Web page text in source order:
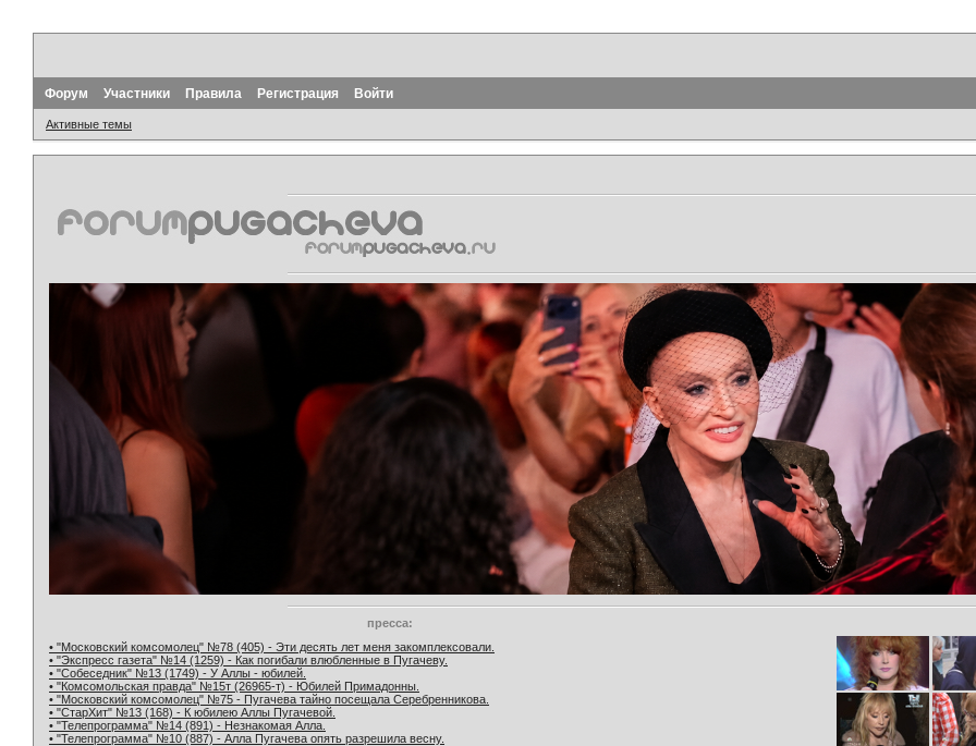
Форум Участники Правила Регистрация Войти
Активные темы
пресса:
• "Московский комсомолец" №78 (405) - Эти десять лет меня закомплексовали.
• "Экспресс газета" №14 (1259) - Как погибали влюбленные в Пугачеву.
• "Собеседник" №13 (1749) - У Аллы - юбилей.
• "Комсомольская правда" №15т (26965-т) - Юбилей Примадонны.
• "Московский комсомолец" №75 - Пугачева тайно посещала Серебренникова.
• "СтарХит" №13 (168) - К юбилею Аллы Пугачевой.
• "Телепрограмма" №14 (891) - Незнакомая Алла.
• "Телепрограмма" №10 (887) - Алла Пугачева опять разрешила весну.